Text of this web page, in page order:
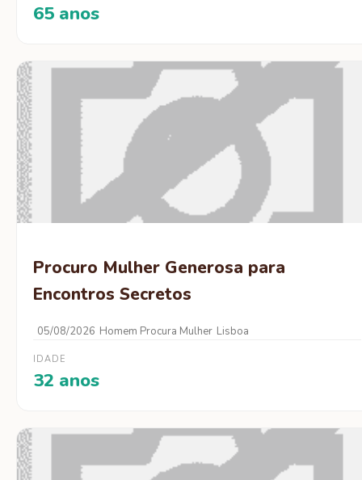
65 anos
Procuro Mulher Generosa para
Encontros Secretos
05/08/2026 Homem Procura Mulher Lisboa
IDADE
32 anos